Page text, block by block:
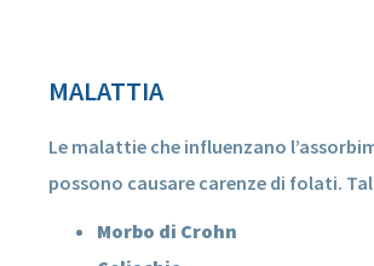
MALATTIA
Le malattie che influenzano
possono causare carenze di folati.
Morbo di Crohn